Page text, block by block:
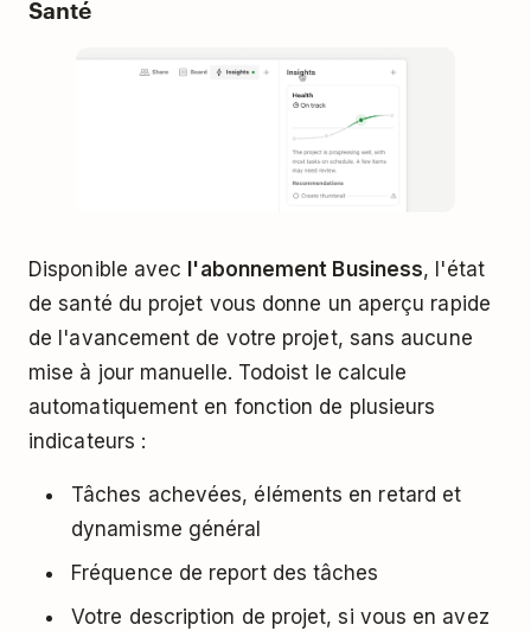
Santé
Disponible avec l'abonnement Business, l'état
de santé du projet vous donne un aperçu rapide
de l'avancement de votre projet, sans aucune
mise à jour manuelle. Todoist le calcule
automatiquement en fonction de plusieurs
indicateurs :
Tâches achevées, éléments en retard et
dynamisme général
Fréquence de report des tâches
Votre description de projet, si vous en avez